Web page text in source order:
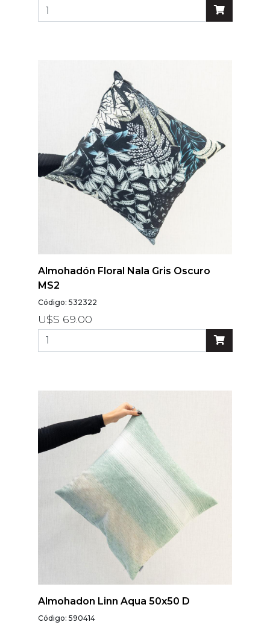
Almohadón Floral Nala Gris Oscuro
MS2
Código: 532322
U$S 69.00
Almohadon Linn Aqua 50x50 D
Código: 590414